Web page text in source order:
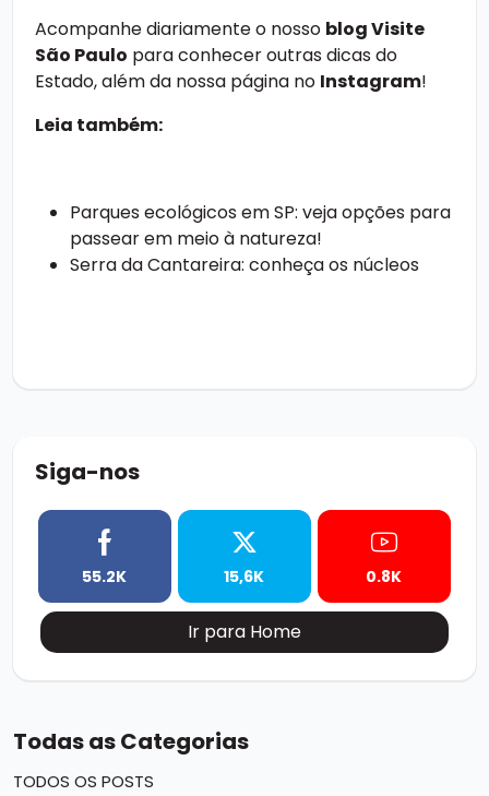
Acompanhe diariamente o nosso blog Visite
São Paulo para conhecer outras dicas do
Estado, além da nossa página no Instagram!
Leia também:
Parques ecológicos em SP: veja opções para
passear em meio à natureza!
Serra da Cantareira: conheça os núcleos
Siga-nos
55.2K 15,6K 0.8K
Ir para Home
Todas as Categorias
TODOS OS POSTS